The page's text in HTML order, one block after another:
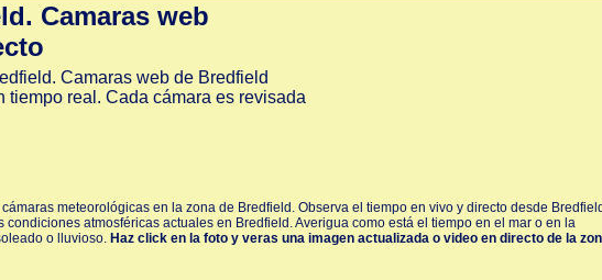
Camaras web
Camaras web de Bredfield
tiempo real. Cada cámara es revisada
meteorológicas en la zona de Bredfield. Observa el tiempo en vivo y directo desde
condiciones atmosféricas actuales en Bredfield. Averigua como está el tiempo en el mar o en la
o lluvioso. Haz click en la foto y veras una imagen actualizada o video en directo de la